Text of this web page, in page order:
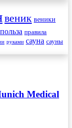
веник веники
польза правила
руками сауна сауны
Medical